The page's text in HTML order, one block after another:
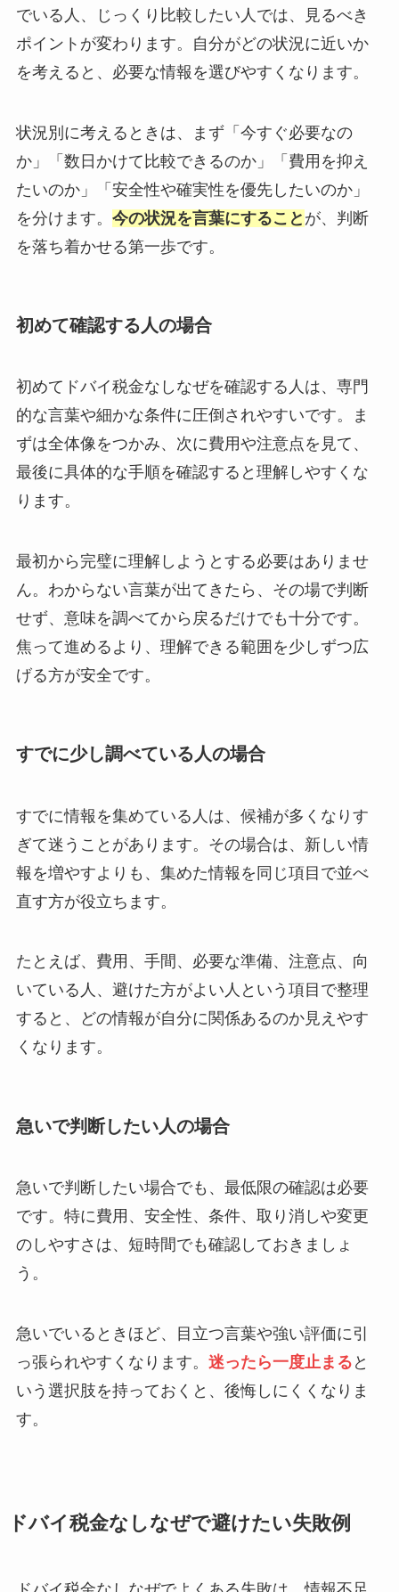
でいる人、じっくり比較したい人では、見るべき
ポイントが変わります。自分がどの状況に近いか
を考えると、必要な情報を選びやすくなります。
状況別に考えるときは、まず「今すぐ必要なの
か」「数日かけて比較できるのか」「費用を抑え
たいのか」「安全性や確実性を優先したいのか」
を分けます。 今の状況を言葉にすること が、判断
を落ち着かせる第一歩です。
初めて確認する人の場合
初めてドバイ税金なしなぜを確認する人は、専門
的な言葉や細かな条件に圧倒されやすいです。ま
ずは全体像をつかみ、次に費用や注意点を見て、
最後に具体的な手順を確認すると理解しやすくな
ります。
最初から完璧に理解しようとする必要はありませ
ん。わからない言葉が出てきたら、その場で判断
せず、意味を調べてから戻るだけでも十分です。
焦って進めるより、理解できる範囲を少しずつ広
げる方が安全です。
すでに少し調べている人の場合
すでに情報を集めている人は、候補が多くなりす
ぎて迷うことがあります。その場合は、新しい情
報を増やすよりも、集めた情報を同じ項目で並べ
直す方が役立ちます。
たとえば、費用、手間、必要な準備、注意点、向
いている人、避けた方がよい人という項目で整理
すると、どの情報が自分に関係あるのか見えやす
くなります。
急いで判断したい人の場合
急いで判断したい場合でも、最低限の確認は必要
です。特に費用、安全性、条件、取り消しや変更
のしやすさは、短時間でも確認しておきましょ
う。
急いでいるときほど、目立つ言葉や強い評価に引
っ張られやすくなります。 迷ったら一度止まる と
いう選択肢を持っておくと、後悔しにくくなりま
す。
ドバイ税金なしなぜで避けたい失敗例